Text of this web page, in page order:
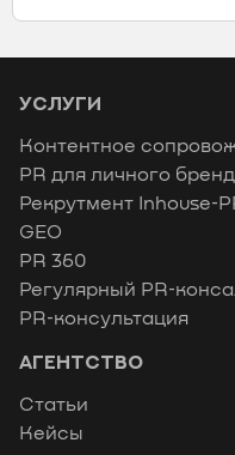
УСЛУГИ
Контентное
PR для личного
Рекрутмент
GEO
PR 360
Регулярный
PR‑консультация
АГЕНТСТВО
Статьи
Кейсы